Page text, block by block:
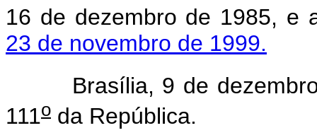
16 de dezembro de 1985, e
23 de novembro de 1999.
Brasília, 9 de dezembro
111o da República.